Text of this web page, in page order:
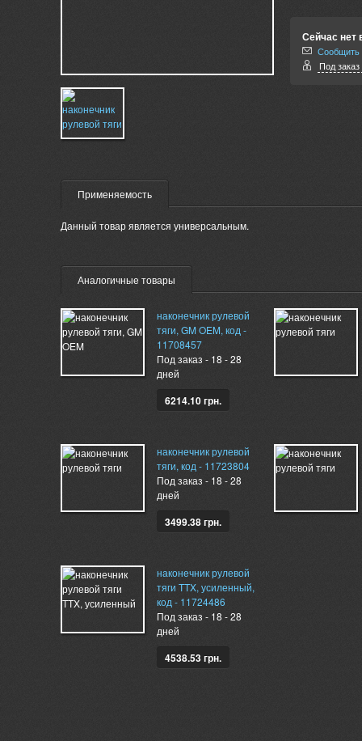
Сейчас нет
Сообщить
Под
Применяемость
Данный товар является универсальным.
Аналогичные товары
наконечник рулевой
тяги, GM OEM, код -
11708457
Под заказ - 18 - 28
дней
6214.10 грн.
наконечник рулевой
тяги, код - 11723804
Под заказ - 18 - 28
дней
3499.38 грн.
наконечник рулевой
тяги TTX, усиленный,
код - 11724486
Под заказ - 18 - 28
дней
4538.53 грн.